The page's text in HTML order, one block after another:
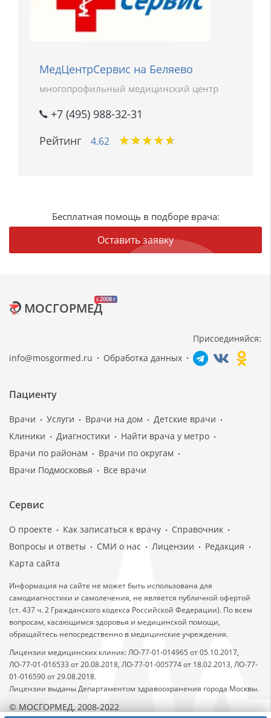
МедЦентрСервис на Беляево
многопрофильный медицинский центр
+7 (495) 988-32-31
Рейтинг
4.62 ★★★★★
★★★★★
Бесплатная помощь в подборе врача:
Оставить заявку
c 2008 г
МОСГОРМЕД
info@mosgormed.ru Обработка данных
Присоединяйся:
Пациенту
Врачи Услуги Врачи на дом
Детские врачи
Клиники
Диагностики
Найти врача у метро
Врачи по районам
Врачи по округам
Врачи Подмосковья
Все врачи
Сервис
О проекте Как записаться к врачу
Справочник
Вопросы и ответы
СМИ о нас Лицензии
Редакция
Карта сайта
Информация на сайте не может быть использована для
самодиагностики и самолечения, не является публичной офертой
(ст. 437 ч. 2 Гражданского кодекса Российской Федерации). По всем
вопросам, касающимся здоровья и медицинской помощи,
обращайтесь непосредственно в медицинские учреждения.
Лицензии медицинских клиник: ЛО-77-01-014965 от 05.10.2017,
ЛО-77-01-016533 от 20.08.2018, ЛО-77-01-005774 от 18.02.2013, ЛО-77-
01-016590 от 29.08.2018.
Лицензии выданы Департаментом здравоохранения города Москвы.
© МОСГОРМЕД, 2008-2022